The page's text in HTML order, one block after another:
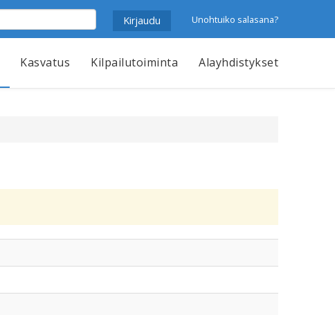
Unohtuiko salasana?
Kasvatus Kilpailutoiminta Alayhdistykset